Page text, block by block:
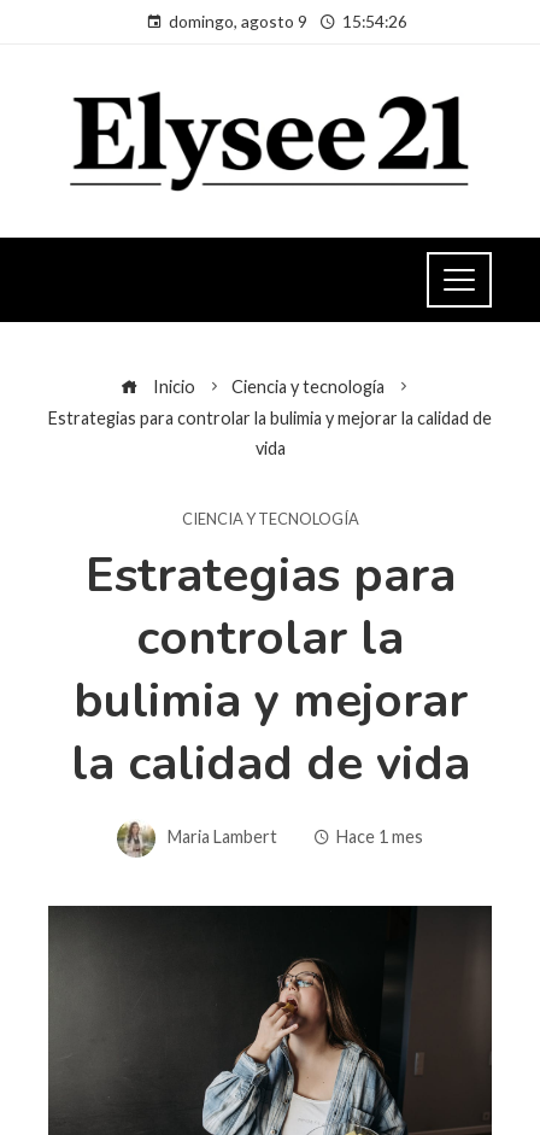
domingo, agosto 9 15:54:27
Inicio
Ciencia y tecnología
Estrategias para controlar la bulimia y mejorar la calidad de
vida
CIENCIA Y TECNOLOGÍA
Estrategias para
controlar la
bulimia y mejorar
la calidad de vida
Maria Lambert Hace 1 mes